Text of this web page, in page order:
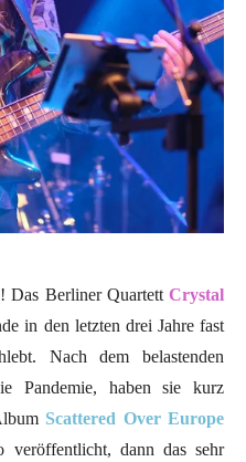
Das Berliner Quartett Crystal
in den letzten drei Jahre fast
Nach dem belastenden
Pandemie, haben sie kurz
Scattered Over Europe
veröffentlicht, dann das sehr